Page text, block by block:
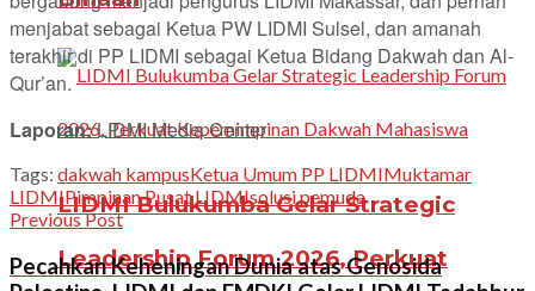
LIDMI Bulukumba Gelar Strategic
Leadership Forum 2026, Perkuat
menjabat sebagai Ketua PW LIDMI Sulsel, dan amanah
terakhir di PP LIDMI sebagai Ketua Bidang Dakwah dan Al-
Qur’an.
Laporan:LIDMI Media Center
Tags: dakwah kampusKetua Umum PP LIDMIMuktamar
LIDMIPimpinan Pusat LIDMIsolusi pemuda
Previous Post
Pecahkan Keheningan Dunia atas Genosida